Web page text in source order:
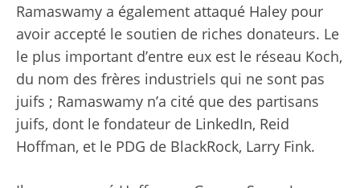
Ramaswamy a également attaqué Haley pour
avoir accepté le soutien de riches donateurs. Le
le plus important d’entre eux est le réseau Koch,
du nom des frères industriels qui ne sont pas
juifs ; Ramaswamy n’a cité que des partisans
juifs, dont le fondateur de LinkedIn, Reid
Hoffman, et le PDG de BlackRock, Larry Fink.